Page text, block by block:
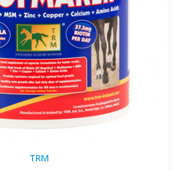
TRM